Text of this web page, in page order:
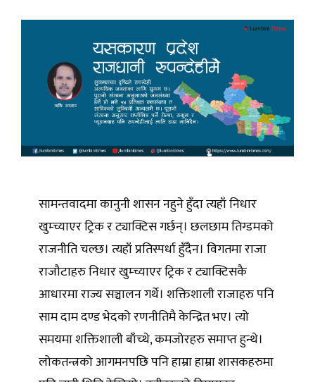
सामन्तवादमा कानुनी शासन नहुने हुँदा त्यहाँ निधार
खुम्च्याएर ट्रिक र ट्याक्टिस गर्छन्। छलछाम तिग्डमको
राजनीति चल्छ। त्यहाँ प्रतिस्पर्धा हुँदैन। विगतमा राजा
राजौटाहरु निधार खुम्च्याएर ट्रिक र ट्याक्टिसकै
आधारमा राज्य सञ्चालन गर्थे। शक्तिशाली राजाहरु पनि
साम दाम दण्ड भेदको रणनीतिमै केन्द्रित भए। त्यो
समयमा शक्तिशाली बाँच्थे, कमजोरहरु समाप्त हुन्थे।
लोकतन्त्रको आगमनपछि पनि हाम्रा हाम्रा शासकहरुमा